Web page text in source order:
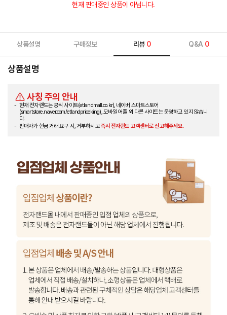
현재 판매중인 상품이 아닙니다.
상품설명 구매정보 리뷰 0 Q&A 0
상품설명
사칭 주의 안내
현재 전자랜드는 공식 사이트(etlandmall.co.kr), 네이버 스마트스토어
(smartstore.naver.com/etlandpriceking), 모바일 어플 외 다른 사이트는 운영하고 있지 않습니
다.
판매자가 현금 거래 요구 시, 거부하시고즉시 전자랜드 고객센터로 신고해주세요.